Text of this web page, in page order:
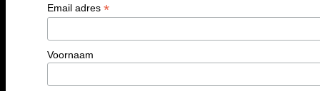
Email adres *
Voornaam